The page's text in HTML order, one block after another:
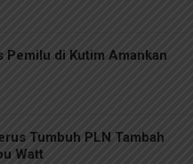
Pemilu di Kutim Amankan
Tumbuh PLN Tambah
Watt